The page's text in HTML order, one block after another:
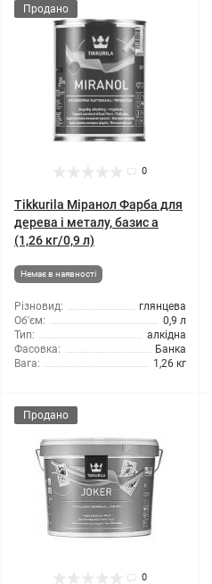
Продано
0
Tikkurila Міранол Фарба для
дерева і металу, базис а
(1,26 кг/0,9 л)
Немає в наявності
Різновид:
глянцева
Об'єм:
0,9 л
Тип:
алкідна
Фасовка:
Банка
Вага:
1,26 кг
Продано
0